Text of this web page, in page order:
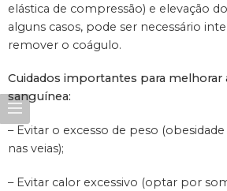
elástica de compressão) e elevação
alguns casos, pode ser necessário
remover o coágulo.
Cuidados importantes para melhorar
sanguínea:
– Evitar o excesso de peso
nas veias);
– Evitar calor excessivo (optar por